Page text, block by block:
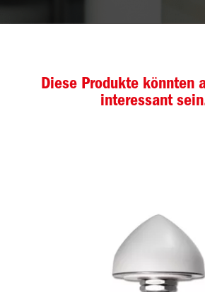
Diese Produkte könnten
interessant